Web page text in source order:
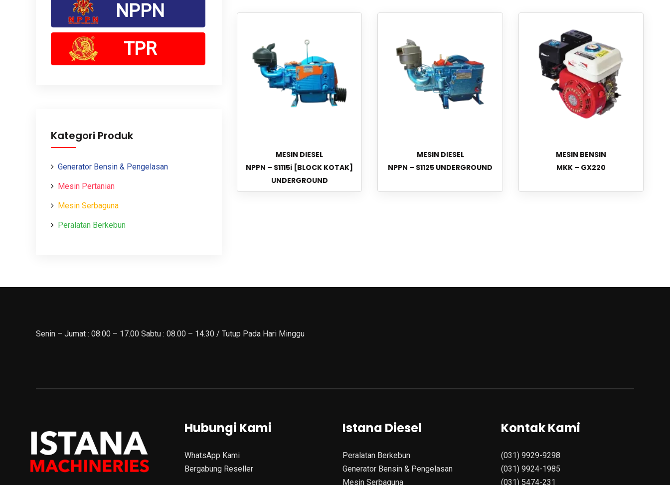
NPPN
TPR
Kategori Produk
Generator Bensin & Pengelasan
Mesin Pertanian
Mesin Serbaguna
Peralatan Berkebun
MESIN DIESEL
NPPN – S1115i [BLOCK KOTAK]
UNDERGROUND
MESIN DIESEL
NPPN – S1125 UNDERGROUND
MESIN BENSIN
MKK – GX220
Senin – Jumat : 08:00 – 17.00 Sabtu : 08.00 – 14.30 / Tutup Pada Hari Minggu
Hubungi Kami
WhatsApp Kami
Bergabung Reseller
Istana Diesel
Peralatan Berkebun
Generator Bensin & Pengelasan
Mesin Serbaguna
Kontak Kami
(031) 9929-9298
(031) 9924-1985
(031) 5474-231